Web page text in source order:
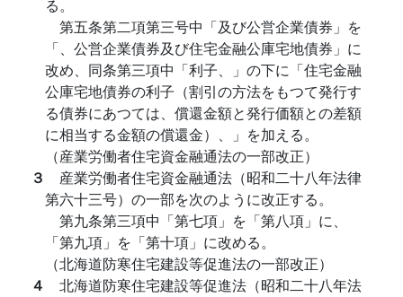
る。
第五条第二項第三号中「及び公営企業債券」を
「、公営企業債券及び住宅金融公庫宅地債券」に
改め、同条第三項中「利子、」の下に「住宅金融
公庫宅地債券の利子（割引の方法をもつて発行す
る債券にあつては、償還金額と発行価額との差額
に相当する金額の償還金）、」を加える。
（産業労働者住宅資金融通法の一部改正）
３ 産業労働者住宅資金融通法（昭和二十八年法律
第六十三号）の一部を次のように改正する。
第九条第三項中「第七項」を「第八項」に、
「第九項」を「第十項」に改める。
（北海道防寒住宅建設等促進法の一部改正）
４ 北海道防寒住宅建設等促進法（昭和二十八年法